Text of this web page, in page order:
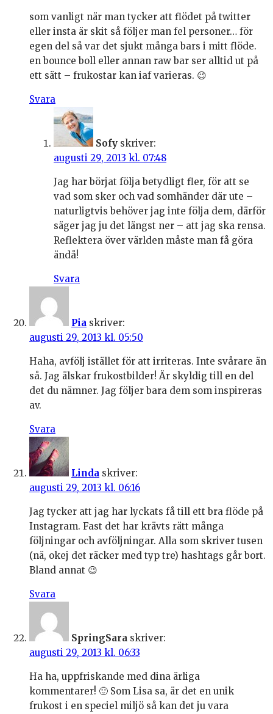
som vanligt när man tycker att flödet på twitter
eller insta är skit så följer man fel personer… för
egen del så var det sjukt många bars i mitt flöde.
en bounce boll eller annan raw bar ser alltid ut på
ett sätt – frukostar kan iaf varieras. 😉
Svara
Sofy skriver:
augusti 29, 2013 kl. 07:48
Jag har börjat följa betydligt fler, för att se
vad som sker och vad somhänder där ute –
naturligtvis behöver jag inte följa dem, därför
säger jag ju det längst ner – att jag ska rensa.
Reflektera över världen måste man få göra
ändå!
Svara
Pia skriver:
augusti 29, 2013 kl. 05:50
Haha, avfölj istället för att irriteras. Inte svårare än
så. Jag älskar frukostbilder! Är skyldig till en del
det du nämner. Jag följer bara dem som inspireras
av.
Svara
Linda skriver:
augusti 29, 2013 kl. 06:16
Jag tycker att jag har lyckats få till ett bra flöde på
Instagram. Fast det har krävts rätt många
följningar och avföljningar. Alla som skriver tusen
(nä, okej det räcker med typ tre) hashtags går bort.
Bland annat 😉
Svara
SpringSara skriver:
augusti 29, 2013 kl. 06:33
Ha ha, uppfriskande med dina ärliga
kommentarer! 🙂 Som Lisa sa, är det en unik
frukost i en speciel miljö så kan det ju vara